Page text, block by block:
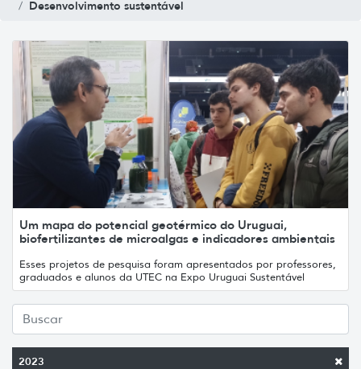
Desenvolvimento sustentável
2023
Um mapa do potencial geotérmico do Uruguai,
biofertilizantes de microalgas e indicadores ambientais
Esses projetos de pesquisa foram apresentados por professores,
graduados e alunos da UTEC na Expo Uruguai Sustentável